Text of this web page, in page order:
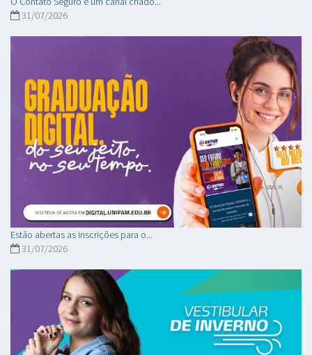
31/07/2026
Estão abertas as inscrições para o...
31/07/2026